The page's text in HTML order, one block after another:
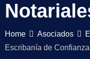
Home Asociados
Escribanía de